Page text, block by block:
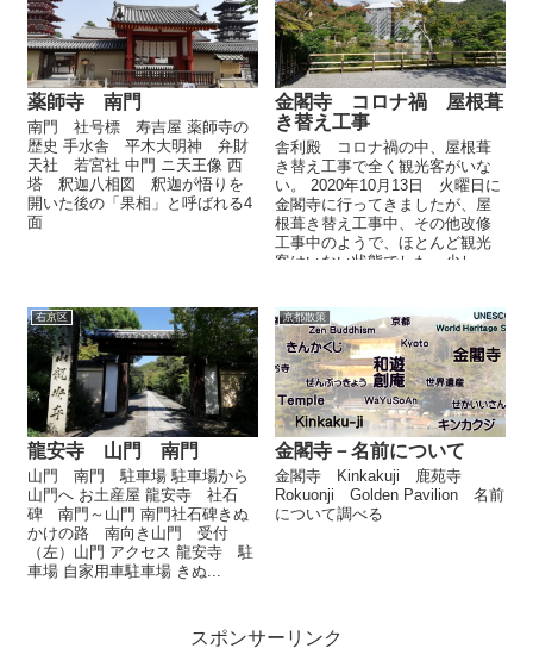
薬師寺 南門
南門 社号標 寿吉屋 薬師寺の
歴史 手水舎 平木大明神 弁財
天社 若宮社 中門 ニ天王像 西
塔 釈迦八相図 釈迦が悟りを
開いた後の「果相」と呼ばれる4
面
金閣寺 コロナ禍 屋根葺
き替え工事
舎利殿 コロナ禍の中、屋根葺
き替え工事で全く観光客がいな
い。 2020年10月13日 火曜日に
金閣寺に行ってきましたが、屋
根葺き替え工事中、その他改修
工事中のようで、ほとんど観光
客はいない状態でした。少し、
右京区
龍安寺 山門 南門
山門 南門 駐車場 駐車場から
山門へ お土産屋 龍安寺 社石
碑 南門～山門 南門社石碑きぬ
かけの路 南向き山門 受付
（左）山門 アクセス 龍安寺 駐
車場 自家用車駐車場 きぬ...
京都散策
金閣寺－名前について
金閣寺 Kinkakuji 鹿苑寺
Rokuonji Golden Pavilion 名前
について調べる
スポンサーリンク